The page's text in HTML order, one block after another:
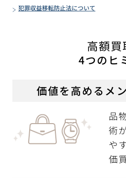
犯罪収益移転防止法について
高額買
4つのヒ
価値を高めるメ
品
術
や
価